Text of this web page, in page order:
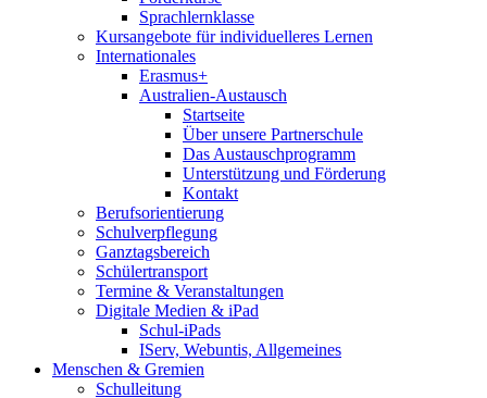
Sprachlernklasse
Kursangebote für individuelleres Lernen
Internationales
Erasmus+
Australien-Austausch
Startseite
Über unsere Partnerschule
Das Austauschprogramm
Unterstützung und Förderung
Kontakt
Berufsorientierung
Schulverpflegung
Ganztagsbereich
Schülertransport
Termine & Veranstaltungen
Digitale Medien & iPad
Schul-iPads
IServ, Webuntis, Allgemeines
Menschen & Gremien
Schulleitung